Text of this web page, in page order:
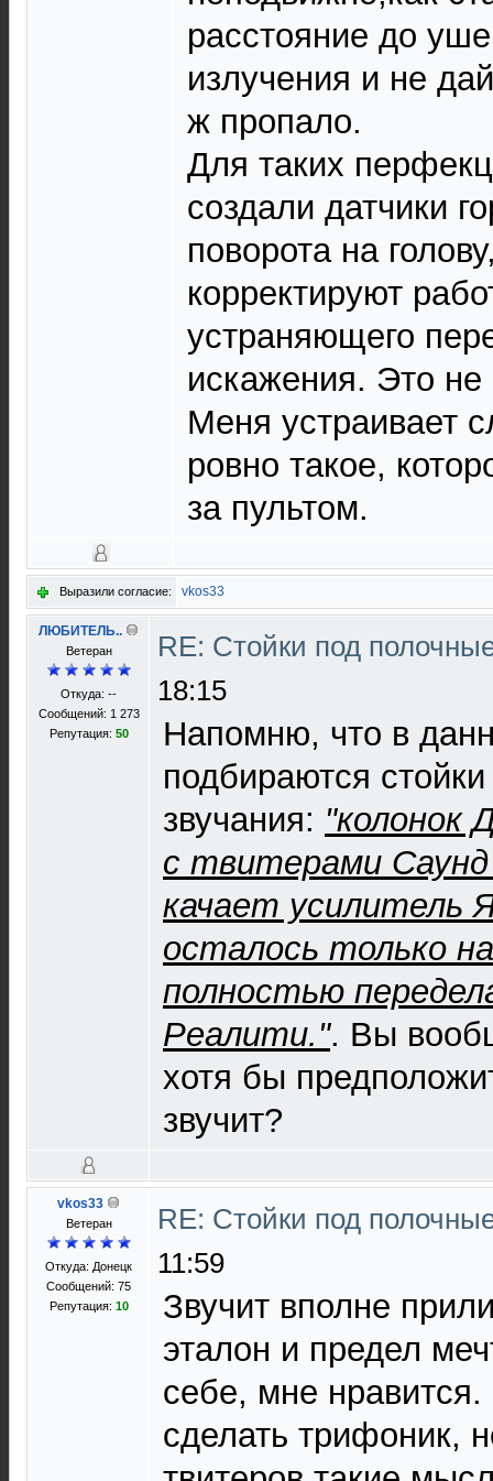
расстояние до
излучения и не
ж пропало.
Для таких
создали датчики
поворота на
корректируют
устраняющего
искажения. Это
Меня устраивает
ровно такое,
за пультом.
Выразили согласие: vkos33
ЛЮБИТЕЛЬ..
Ветеран
Откуда: --
Сообщений: 1 273
Репутация: 50
RE: Стойки под
18:15
Напомню, что в
подбираются
звучания: "колонок
с твитерами
качает усилитель
осталось только
полностью
Реалити.". Вы
хотя бы
звучит?
vkos33
Ветеран
Откуда: Донецк
Сообщений: 75
Репутация: 10
RE: Стойки под
11:59
Звучит вполне
эталон и предел
себе, мне
сделать трифоник,